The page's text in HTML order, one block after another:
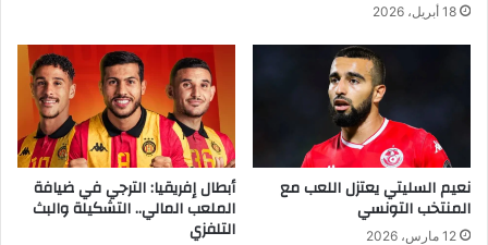
18 أبريل، 2026
نعيم السليتي يعتزل اللعب مع
المنتخب التونسي
12 مارس، 2026
أبطال إفريقيا: الترجي في ضيافة
الملعب المالي.. التشكيلة والبث
التلفزي